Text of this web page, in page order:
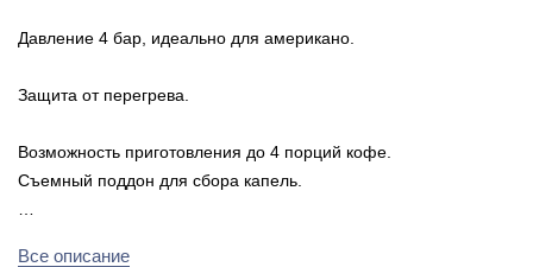
Давление 4 бар, идеально для американо.
Защита от перегрева.
Возможность приготовления до 4 порций кофе.
Съемный поддон для сбора капель.
Все описание